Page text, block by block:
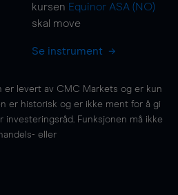
kursen Equinor ASA (NO)
skal move
Se instrument
er levert av CMC Markets og er kun
er historisk og er ikke ment for å gi
investeringsråd. Funksjonen må ikke
eller